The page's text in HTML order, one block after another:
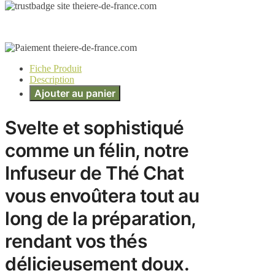
Fiche Produit
Description
Ajouter au panier
Svelte et sophistiqué
comme un félin, notre
Infuseur de Thé Chat
vous envoûtera tout au
long de la préparation,
rendant vos thés
délicieusement doux.